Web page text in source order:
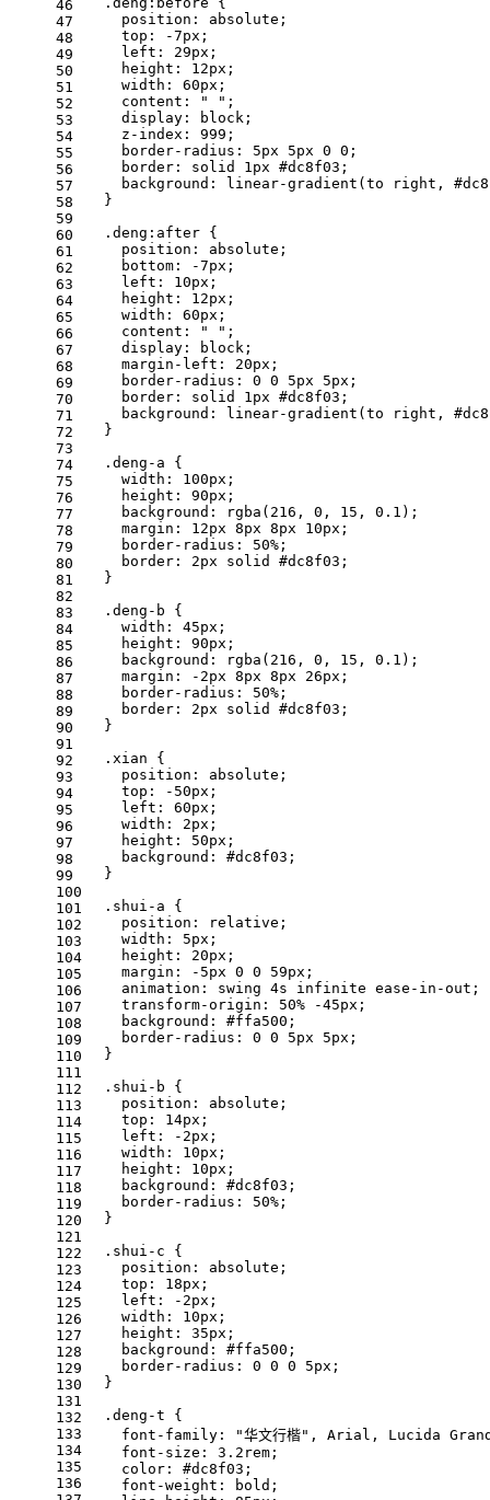
46
47
48
49
50
51
52
53
54
55
56
57
58
59
60
61
62
63
64
65
66
67
68
69
70
71
72
73
74
75
76
77
78
79
80
81
82
83
84
85
86
87
88
89
90
91
92
93
94
95
96
97
98
99
100
101
102
103
104
105
106
107
108
109
110
111
112
113
114
115
116
117
118
119
120
121
122
123
124
125
126
127
128
129
130
131
132
133
134
135
136
    position: absolute;
    top: -7px;
    left: 29px;
    height: 12px;
    width: 60px;
    content: " ";
    display: block;
    z-index: 999;
    border-radius: 5px 5px 0 0;
    border: solid 1px #dc8f03;
background: linear-gradient(to right,
  }
  .deng:after {
    position: absolute;
    bottom: -7px;
    left: 10px;
    height: 12px;
    width: 60px;
    content: " ";
    display: block;
    margin-left: 20px;
    border-radius: 0 0 5px 5px;
    border: solid 1px #dc8f03;
background: linear-gradient(to right,
  }
  .deng-a {
    width: 100px;
    height: 90px;
    background: rgba(216, 0, 15, 0.1);
    margin: 12px 8px 8px 10px;
    border-radius: 50%;
    border: 2px solid #dc8f03;
  }
  .deng-b {
    width: 45px;
    height: 90px;
    background: rgba(216, 0, 15, 0.1);
    margin: -2px 8px 8px 26px;
    border-radius: 50%;
    border: 2px solid #dc8f03;
  }
  .xian {
    position: absolute;
    top: -50px;
    left: 60px;
    width: 2px;
    height: 50px;
    background: #dc8f03;
  }
  .shui-a {
    position: relative;
    width: 5px;
    height: 20px;
    margin: -5px 0 0 59px;
    animation: swing 4s infinite ease-in-out;
    transform-origin: 50% -45px;
    background: #ffa500;
    border-radius: 0 0 5px 5px;
  }
  .shui-b {
    position: absolute;
    top: 14px;
    left: -2px;
    width: 10px;
    height: 10px;
    background: #dc8f03;
    border-radius: 50%;
  }
  .shui-c {
    position: absolute;
    top: 18px;
    left: -2px;
    width: 10px;
    height: 35px;
    background: #ffa500;
    border-radius: 0 0 0 5px;
  }
  .deng-t {
font-family: "华文行楷", Arial, Lucida
    font-size: 3.2rem;
    color: #dc8f03;
    font-weight: bold;